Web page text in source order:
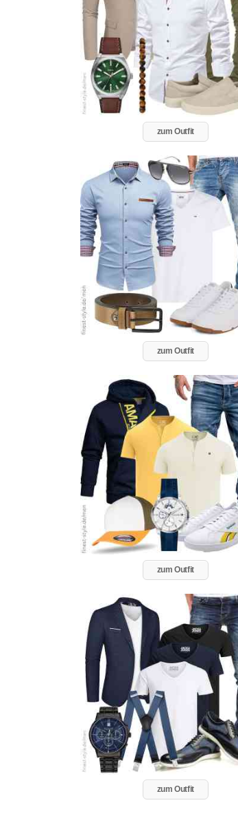
zum Outfit
zum Outfit
zum Outfit
zum Outfit